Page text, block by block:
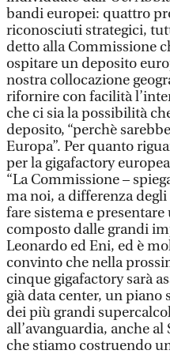
bandi europei: quattro
riconosciuti strategici,
detto alla Commissione
ospitare un deposito
nostra collocazione
rifornire con facilità
che ci sia la possibilità
deposito, “perchè
Europa”. Per quanto
per la gigafactory
“La Commissione –
ma noi, a differenza
fare sistema e
composto dalle grandi
Leonardo ed Eni, ed è
convinto che nella
cinque gigafactory sarà
già data center, un
dei più grandi
all’avanguardia, anche
che stiamo costruendo